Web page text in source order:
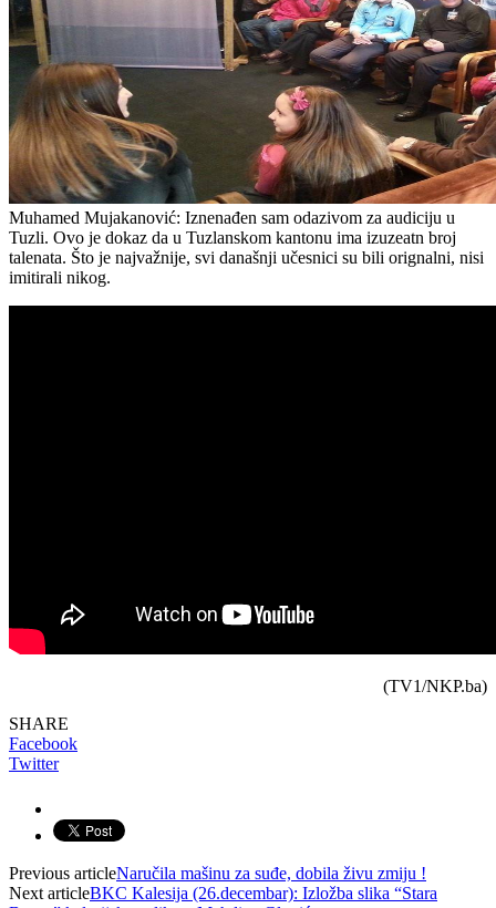
Muhamed Mujakanović: Iznenađen sam odazivom za audiciju u
Tuzli. Ovo je dokaz da u Tuzlanskom kantonu ima izuzeatn broj
talenata. Što je najvažnije, svi današnji učesnici su bili orignalni, nisi
imitirali nikog.
(TV1/NKP.ba)
SHARE
Facebook
Twitter
Previous articleNaručila mašinu za suđe, dobila živu zmiju !
Next articleBKC Kalesija (26.decembar): Izložba slika “Stara